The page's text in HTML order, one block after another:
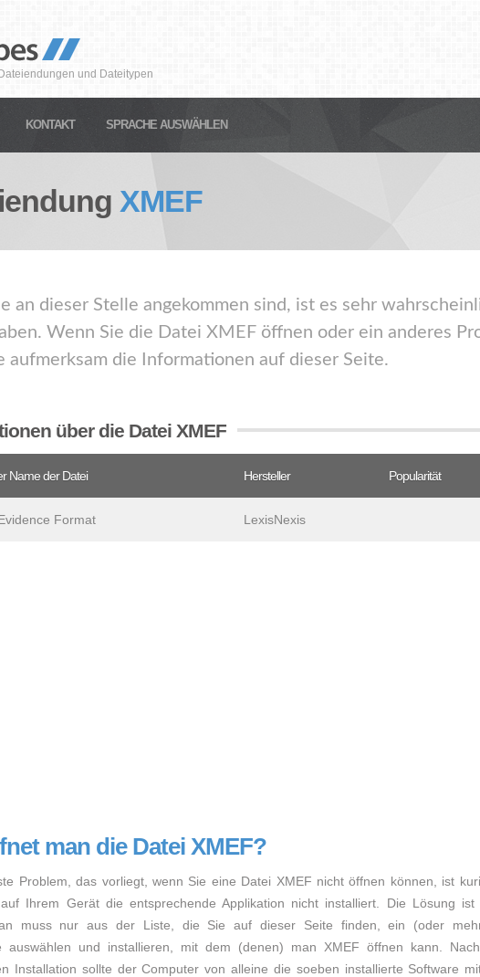
und Dateitypen
KONTAKT SPRACHE AUSWÄHLEN
XMEF
an dieser Stelle angekommen sind, ist es sehr
Wenn Sie die Datei XMEF öffnen oder ein anderes
aufmerksam die Informationen auf dieser Seite.
über die Datei XMEF
Name der Datei Hersteller Popularität
Format LexisNexis
man die Datei XMEF?
Problem, das vorliegt, wenn Sie eine Datei XMEF nicht öffnen können, ist
Ihrem Gerät die entsprechende Applikation nicht installiert. Die Lösung ist
muss nur aus der Liste, die Sie auf dieser Seite finden, ein (oder
auswählen und installieren, mit dem (denen) man XMEF öffnen kann.
Installation sollte der Computer von alleine die soeben installierte Software